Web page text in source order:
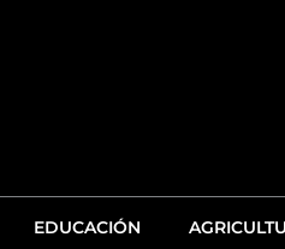
EDUCACIÓN